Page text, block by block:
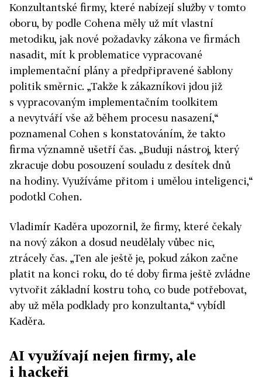
Konzultantské firmy, které nabízejí služby v tomto
oboru, by podle Cohena měly už mít vlastní
metodiku, jak nové požadavky zákona ve firmách
nasadit, mít k problematice vypracované
implementační plány a předpřipravené šablony
politik směrnic. „Takže k zákazníkovi jdou již
s vypracovaným implementačním toolkitem
a nevytváří vše až během procesu nasazení,“
poznamenal Cohen s konstatováním, že takto
firma významně ušetří čas. „Buduji nástroj, který
zkracuje dobu posouzení souladu z desítek dnů
na hodiny. Využíváme přitom i umělou inteligenci,“
podotkl Cohen.
Vladimír Kaděra upozornil, že firmy, které čekaly
na nový zákon a dosud neudělaly vůbec nic,
ztrácely čas. „Ten ale ještě je, pokud zákon začne
platit na konci roku, do té doby firma ještě zvládne
vytvořit základní kostru toho, co bude potřebovat,
aby už měla podklady pro konzultanta,“ vybídl
Kaděra.
AI využívají nejen firmy, ale
i hackeři